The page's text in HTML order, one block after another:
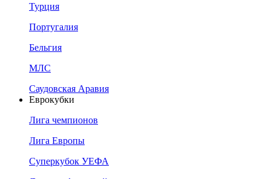
Турция
Португалия
Бельгия
МЛС
Саудовская Аравия
Еврокубки
Лига чемпионов
Лига Европы
Суперкубок УЕФА